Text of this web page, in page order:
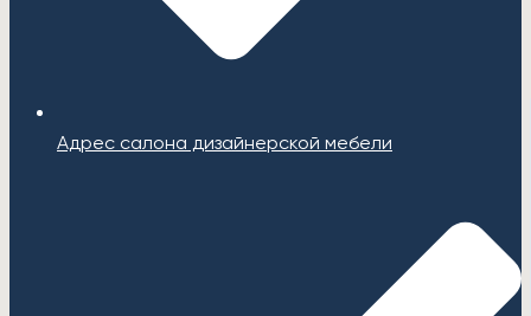
Адрес салона дизайнерской мебели